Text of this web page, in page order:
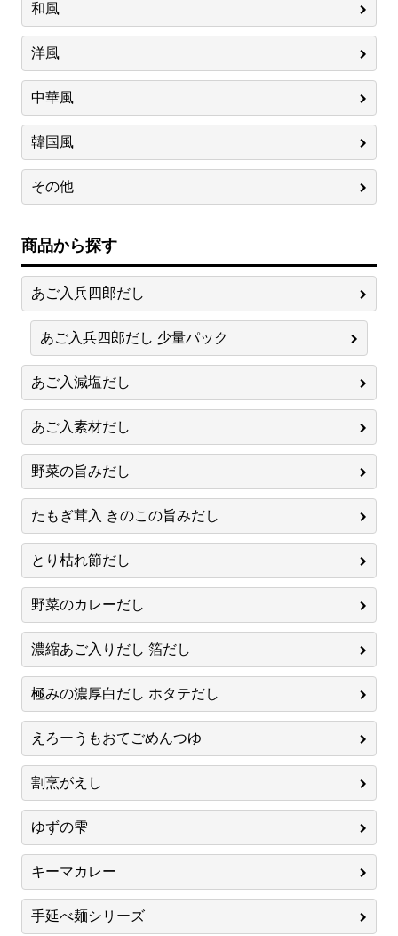
和風
洋風
中華風
韓国風
その他
商品から探す
あご入兵四郎だし
あご入兵四郎だし 少量パック
あご入減塩だし
あご入素材だし
野菜の旨みだし
たもぎ茸入 きのこの旨みだし
とり枯れ節だし
野菜のカレーだし
濃縮あご入りだし 箔だし
極みの濃厚白だし ホタテだし
えろーうもおてごめんつゆ
割烹がえし
ゆずの雫
キーマカレー
手延べ麺シリーズ